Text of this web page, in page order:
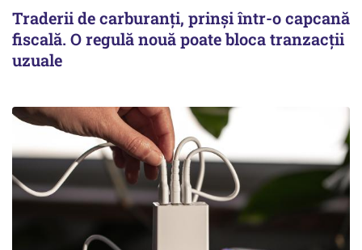
Traderii de carburanți, prinși într-o capcană
fiscală. O regulă nouă poate bloca tranzacții
uzuale